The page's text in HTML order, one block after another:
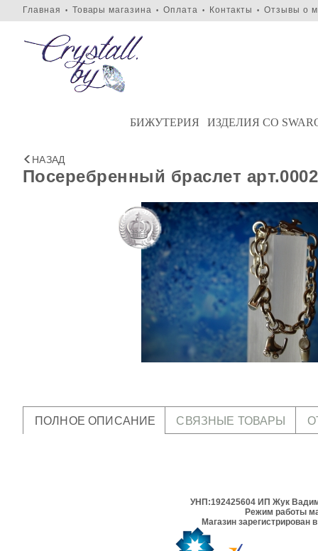
Главная • Товары магазина • Оплата • Контакты • Отзывы о
БИЖУТЕРИЯ ИЗДЕЛИЯ СО
НАЗАД
Посеребренный браслет арт.0002
ПОЛНОЕ ОПИСАНИЕ СВЯЗНЫЕ ТОВАРЫ
УНП:192425604 ИП Жук
Режим работы
Магазин зарегистрирован